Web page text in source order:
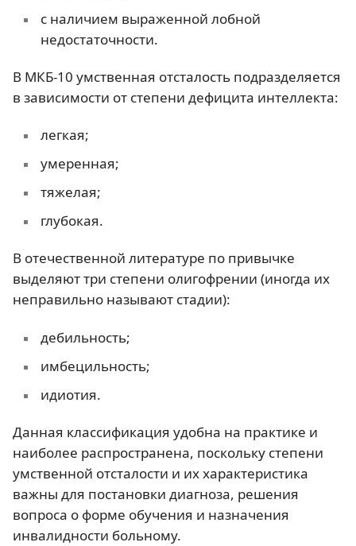
с наличием выраженной лобной
недостаточности.
В МКБ-10 умственная отсталость подразделяется
в зависимости от степени дефицита интеллекта:
легкая;
умеренная;
тяжелая;
глубокая.
В отечественной литературе по привычке
выделяют три степени олигофрении (иногда их
неправильно называют стадии):
дебильность;
имбецильность;
идиотия.
Данная классификация удобна на практике и
наиболее распространена, поскольку степени
умственной отсталости и их характеристика
важны для постановки диагноза, решения
вопроса о форме обучения и назначения
инвалидности больному.